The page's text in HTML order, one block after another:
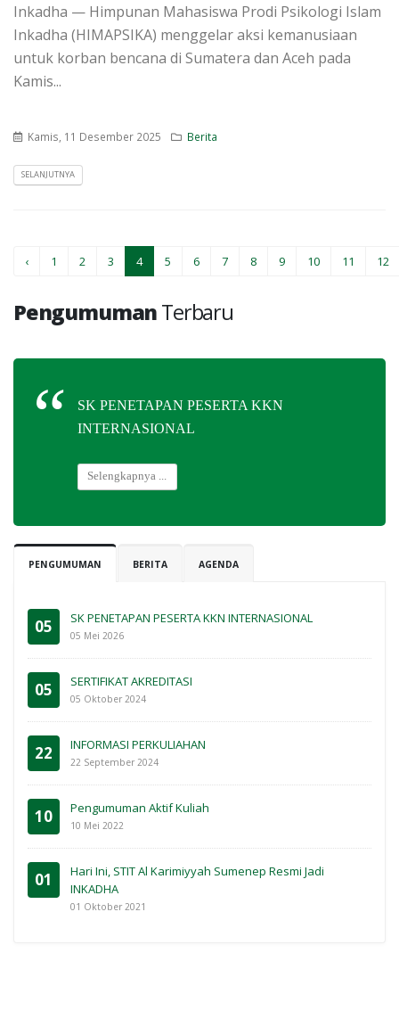
Inkadha — Himpunan Mahasiswa Prodi Psikologi Islam
Inkadha (HIMAPSIKA) menggelar aksi kemanusiaan
untuk korban bencana di Sumatera dan Aceh pada
Kamis...
Kamis, 11 Desember 2025 Berita
SELANJUTNYA
‹ 1 2 3 4 5 6 7 8 9 10 11 12
PengumumanTerbaru
SK PENETAPAN PESERTA KKN
INTERNASIONAL
Selengkapnya ...
PENGUMUMAN BERITA AGENDA
05 SK PENETAPAN PESERTA KKN INTERNASIONAL
05 Mei 2026
05 SERTIFIKAT AKREDITASI
05 Oktober 2024
22 INFORMASI PERKULIAHAN
22 September 2024
10 Pengumuman Aktif Kuliah
10 Mei 2022
01
Hari Ini, STIT Al Karimiyyah Sumenep Resmi Jadi
INKADHA
01 Oktober 2021